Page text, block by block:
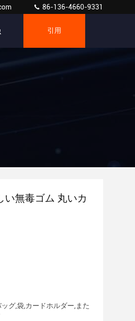
86-136-4660-9331
引用
い無毒ゴム 丸いカ
グ,袋,カードホルダー,また